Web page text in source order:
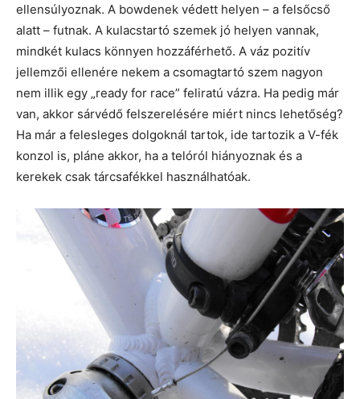
ellensúlyoznak. A bowdenek védett helyen – a felsőcső
alatt – futnak. A kulacstartó szemek jó helyen vannak,
mindkét kulacs könnyen hozzáférhető. A váz pozitív
jellemzői ellenére nekem a csomagtartó szem nagyon
nem illik egy „ready for race” feliratú vázra. Ha pedig már
van, akkor sárvédő felszerelésére miért nincs lehetőség?
Ha már a felesleges dolgoknál tartok, ide tartozik a V-fék
konzol is, pláne akkor, ha a telóról hiányoznak és a
kerekek csak tárcsafékkel használhatóak.